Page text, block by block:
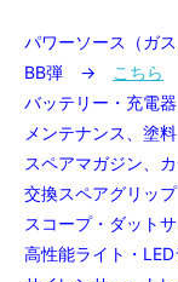
パワーソース（
BB弾 →
こちら
バッテリー・充
メンテナンス、
スペアマガジン
交換スペアグリ
スコープ・ダッ
高性能ライト・